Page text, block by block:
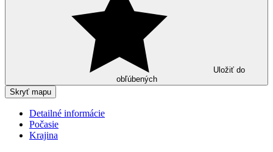
Uložiť do
obľúbených
Skryť mapu
Detailné informácie
Počasie
Krajina